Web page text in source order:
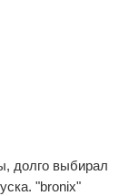
долго выбирал
"bronix"